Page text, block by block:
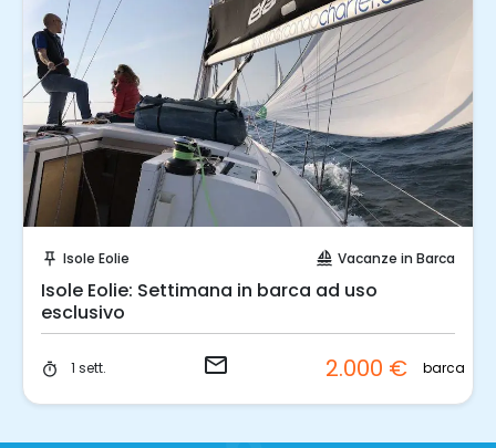
push_pin Isole Eolie sailing Vacanze in Barca
Isole Eolie: Settimana in barca ad uso
esclusivo
timer 1 sett. email 2.000 € barca